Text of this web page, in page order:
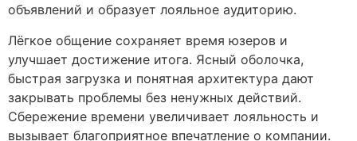
объявлений и образует лояльное аудиторию.
Лёгкое общение сохраняет время юзеров и
улучшает достижение итога. Ясный оболочка,
быстрая загрузка и понятная архитектура дают
закрывать проблемы без ненужных действий.
Сбережение времени увеличивает лояльность и
вызывает благоприятное впечатление о компании.